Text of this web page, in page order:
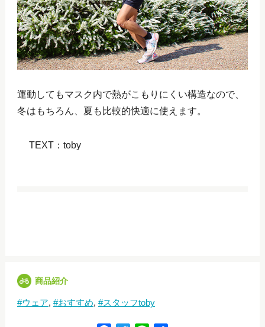
運動してもマスク内で熱がこもりにくい構造なので、
冬はもちろん、夏も比較的快適に使えます。
TEXT：toby
商品紹介
ウェア おすすめ スタッフtoby